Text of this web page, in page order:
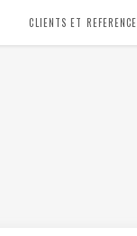
CLIENTS ET